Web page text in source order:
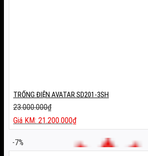
TRỐNG ĐIỆN AVATAR SD201-3SH
23.000.000₫
Giá
gốc
là:
23.000.000₫.
21.200.000₫
Giá
hiện
tại
-7%